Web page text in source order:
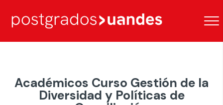
Académicos Curso Gestión de la
Diversidad y Políticas de